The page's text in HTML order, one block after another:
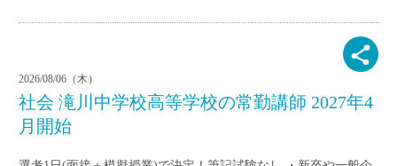
2026/08/06（木）
社会 滝川中学校高等学校の常勤講師 2027年4
月開始